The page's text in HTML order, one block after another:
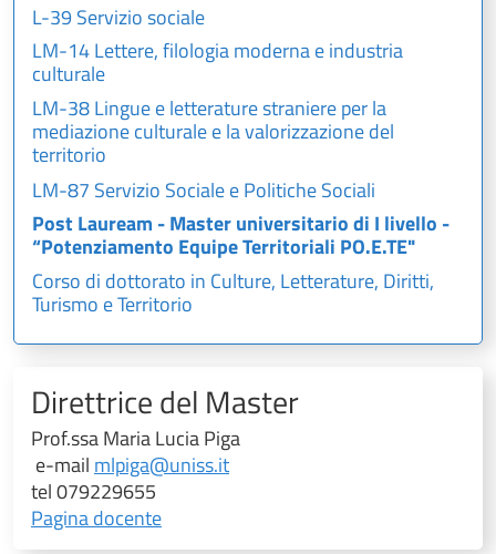
L-39 Servizio sociale
LM-14 Lettere, filologia moderna e industria
culturale
LM-38 Lingue e letterature straniere per la
mediazione culturale e la valorizzazione del
territorio
LM-87 Servizio Sociale e Politiche Sociali
Post Lauream - Master universitario di I livello -
“Potenziamento Equipe Territoriali PO.E.TE"
Corso di dottorato in Culture, Letterature, Diritti,
Turismo e Territorio
Direttrice del Master
Prof.ssa Maria Lucia Piga
e-mail mlpiga@uniss.it
tel 079229655
Pagina docente